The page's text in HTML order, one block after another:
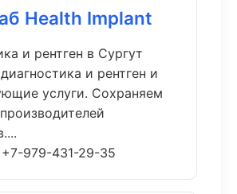
Health Implant
и рентген в Сургут
и рентген и
услуги. Сохраняем
+7-979-431-29-35